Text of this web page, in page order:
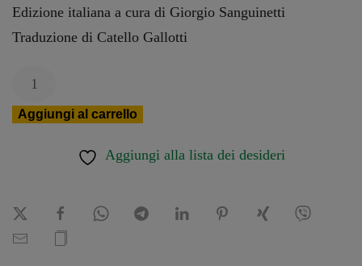
Edizione italiana a cura di Giorgio Sanguinetti
Traduzione di Catello Gallotti
Quaderno
di
esercizi,
condotta
Aggiungi al carrello
Aggiungi alla lista dei desideri